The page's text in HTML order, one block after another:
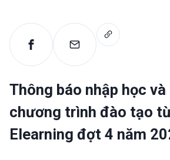
Thông báo nhập học
chương trình đào tạo
Elearning đợt 4 năm